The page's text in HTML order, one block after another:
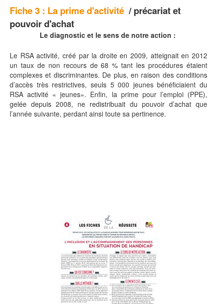
Fiche 3 : La prime d'activité / précariat et
pouvoir d'achat
Le diagnostic et le sens de notre action :
Le RSA activité, créé par la droite en 2009, atteignait en 2012
un taux de non recours de 68 % tant les procédures étaient
complexes et discriminantes. De plus, en raison des conditions
d’accès très restrictives, seuls 5 000 jeunes bénéficiaient du
RSA activité « jeunes». Enfin, la prime pour l’emploi (PPE),
gelée depuis 2008, ne redistribuait du pouvoir d’achat que
l’année suivante, perdant ainsi toute sa pertinence.